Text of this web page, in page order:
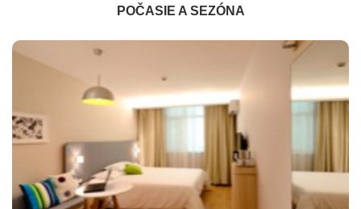
POČASIE A SEZÓNA